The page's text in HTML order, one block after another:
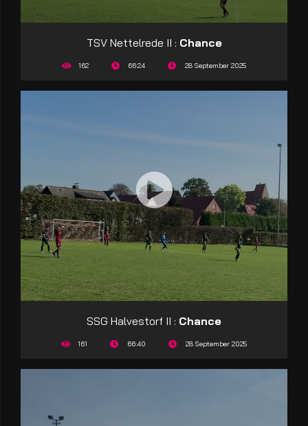
TSV Nettelrede II : Chance
162 66:24 28 September 2025
SSG Halvestorf II : Chance
161 66:40 28 September 2025